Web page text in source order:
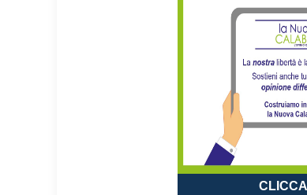
CLICCA